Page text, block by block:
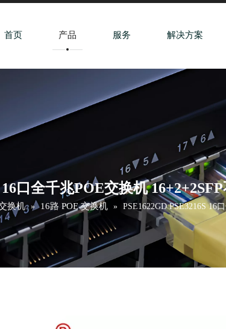
首页 产品 服务 解决方案
16口全千兆POE交换机
换机 » 16路 POE 交换机 » PSE1622GD PSE3216S 16